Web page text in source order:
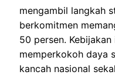
mengambil langkah
berkomitmen
50 persen.
memperkokoh daya
kancah nasional